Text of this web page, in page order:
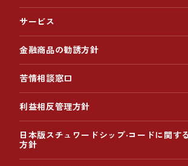
サービス
金融商品の勧誘方針
苦情相談窓口
利益相反管理方針
日本版スチュワードシップ‧コードに関す
方針